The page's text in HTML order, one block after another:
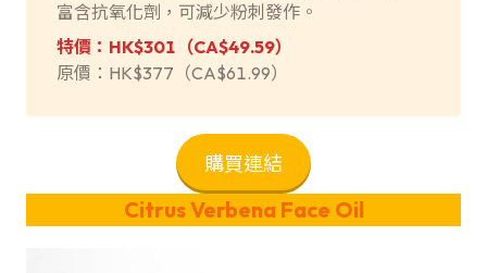
富含抗氧化劑，可減少粉刺發作。
特價：HK$301（CA$49.59）
原價：HK$377（CA$61.99）
購買連結
Citrus Verbena Face Oil